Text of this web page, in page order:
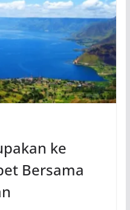
ke
Bersama